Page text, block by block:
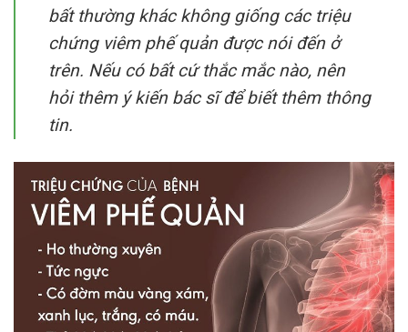
bất thường khác không giống các triệu
chứng viêm phế quản được nói đến ở
trên. Nếu có bất cứ thắc mắc nào, nên
hỏi thêm ý kiến bác sĩ để biết thêm thông
tin.